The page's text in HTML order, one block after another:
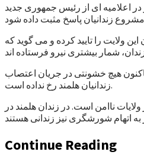
در اعلامیه ای از رئیس جمهوری جدید
ولایت را تایید کرده و می گوید که
هیچ خشونتی در جریان اعتصاب
زندانیان هلمند رخ نداده است.
ناامن است. در زندان هلمند در
Continue Reading